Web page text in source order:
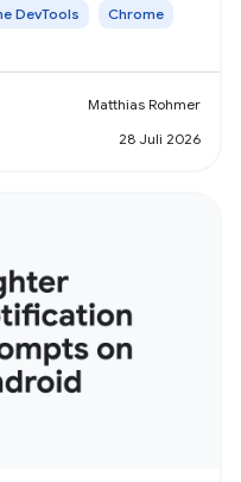
DevTools Chrome
Matthias Rohmer
28 Juli 2026